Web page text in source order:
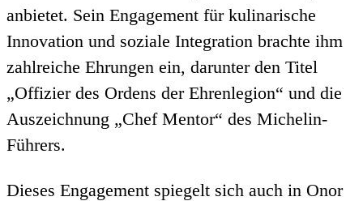
anbietet. Sein Engagement für kulinarische
Innovation und soziale Integration brachte ihm
zahlreiche Ehrungen ein, darunter den Titel
„Offizier des Ordens der Ehrenlegion“ und die
Auszeichnung „Chef Mentor“ des Michelin-
Führers.
Dieses Engagement spiegelt sich auch in Onor